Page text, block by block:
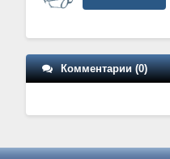
Комментарии (0)